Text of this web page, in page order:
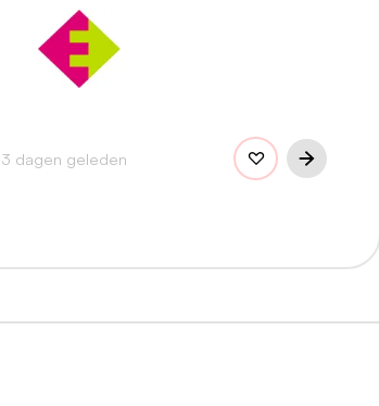
3 dagen geleden